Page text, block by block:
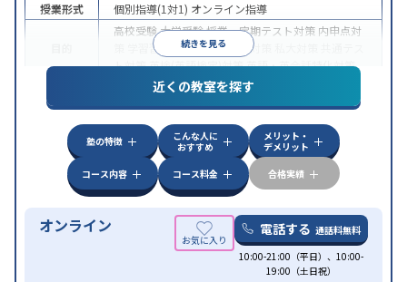
続きを見る
授業形式
個別指導(1対1) オンライン指導
高校受験大学受験授業・定期テスト対策 内申点対
学習習慣の定着国公立大対策
ト対策英検(英語検定)対策英語・英会話特化対策
特徴
中高一貫校生に対応授業の振替可能
学習にPC・タブレットを利用オンライン対応1
科目から受講可能
近くの教室を探す
塾の特徴
こんな人に
おすすめ
メリット・
デメリット
コース内容
コース料金 合格実績
オンライン 電話する 通話料無料
10:00-21:00（平日）、10:00-
19:00（土日祝）